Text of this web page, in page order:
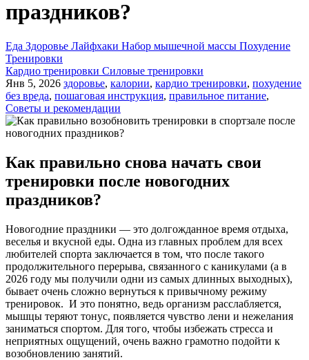
праздников?
Еда Здоровье Лайфхаки Набор мышечной массы Похудение
Тренировки
Кардио тренировки Силовые тренировки
Янв 5, 2026 здоровье, калории, кардио тренировки, похудение
без вреда, пошаговая инструкция, правильное питание,
Советы и рекомендации
Как правильно снова начать свои
тренировки после новогодних
праздников?
Новогодние праздники — это долгожданное время отдыха,
веселья и вкусной еды. Одна из главных проблем для всех
любителей спорта заключается в том, что после такого
продолжительного перерыва, связанного с каникулами (а в
2026 году мы получили одни из самых длинных выходных),
бывает очень сложно вернуться к привычному режиму
тренировок. И это понятно, ведь организм расслабляется,
мышцы теряют тонус, появляется чувство лени и нежелания
заниматься спортом. Для того, чтобы избежать стресса и
неприятных ощущений, очень важно грамотно подойти к
возобновлению занятий.